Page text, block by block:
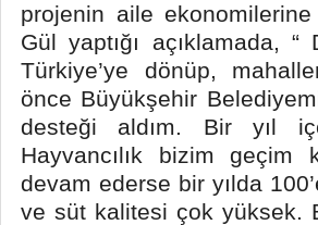
projenin aile
Gül yaptığı açıklamada,
Türkiye’ye dönüp,
önce Büyükşehir
desteği aldım. Bir yıl
Hayvancılık bizim geçim
devam ederse bir yılda
ve süt kalitesi çok yüksek.